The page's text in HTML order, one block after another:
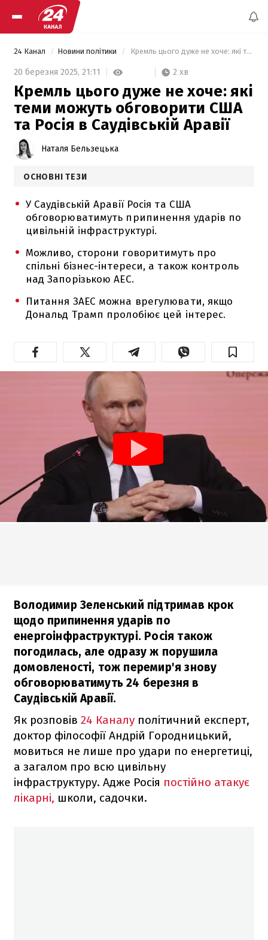
24 Канал Новини політики Кремль цього дуже не хоче: які теми можуть обговорити США та Росія в Саудівській Аравії
20 березня 2025, 21:11 2 хв
Кремль цього дуже не хоче: які
теми можуть обговорити США
та Росія в Саудівській Аравії
Наталя Бельзецька
ОСНОВНІ ТЕЗИ
У Саудівській Аравії Росія та США
обговорюватимуть припинення ударів по
цивільній інфраструктурі.
Можливо, сторони говоритимуть про
спільні бізнес-інтереси, а також контроль
над Запорізькою АЕС.
Питання ЗАЕС можна врегулювати, якщо
Дональд Трамп пролобіює цей інтерес.
Володимир Зеленський підтримав крок
щодо припинення ударів по
енергоінфраструктурі. Росія також
погодилась, але одразу ж порушила
домовленості, тож перемир'я знову
обговорюватимуть 24 березня в
Саудівській Аравії.
Як розповів 24 Каналу політичний експерт,
доктор філософії Андрій Городницький,
мовиться не лише про удари по енергетиці,
а загалом про всю цивільну
інфраструктуру. Адже Росія постійно атакує
лікарні, школи, садочки.